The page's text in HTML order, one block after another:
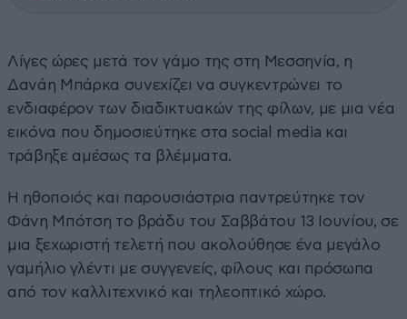
Λίγες ώρες μετά τον γάμο της στη Μεσσηνία, η
Δανάη Μπάρκα συνεχίζει να συγκεντρώνει το
ενδιαφέρον των διαδικτυακών της φίλων, με μια νέα
εικόνα που δημοσιεύτηκε στα social media και
τράβηξε αμέσως τα βλέμματα.
Η ηθοποιός και παρουσιάστρια παντρεύτηκε τον
Φάνη Μπότση το βράδυ του Σαββάτου 13 Ιουνίου, σε
μια ξεχωριστή τελετή που ακολούθησε ένα μεγάλο
γαμήλιο γλέντι με συγγενείς, φίλους και πρόσωπα
από τον καλλιτεχνικό και τηλεοπτικό χώρο.